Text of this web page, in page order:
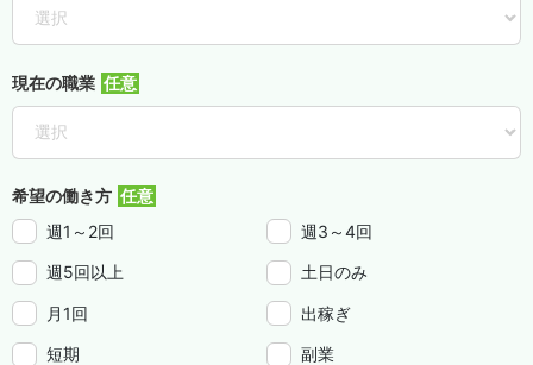
現在の職業
希望の働き方
週1～2回
週3～4回
週5回以上 土日のみ
月1回 出稼ぎ
短期 副業